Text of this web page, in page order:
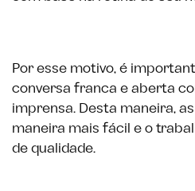
Por esse motivo, é
conversa franca e aberta
imprensa. Desta maneira,
maneira mais fácil e o
de qualidade.